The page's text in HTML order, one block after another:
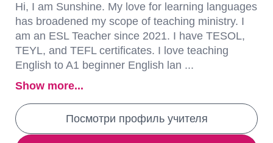
Hi, I am Sunshine. My love for learning languages
has broadened my scope of teaching ministry. I
am an ESL Teacher since 2021. I have TESOL,
TEYL, and TEFL certificates. I love teaching
English to A1 beginner English lan ...
Show more...
Посмотри профиль учителя